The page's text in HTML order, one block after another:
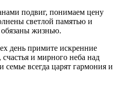
подвиг, понимаем цену
светлой памятью и
жизнью.
день примите искренние
и мирного неба над
всегда царят гармония и